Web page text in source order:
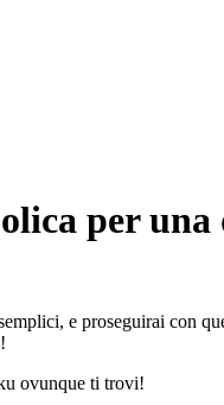
per una
e proseguirai con
ovunque ti trovi!